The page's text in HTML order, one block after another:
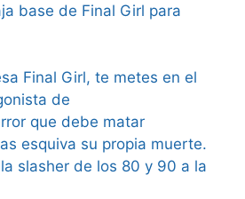
base de Final Girl para
Final Girl, te metes en el
de
que debe matar
esquiva su propia muerte.
slasher de los 80 y 90 a la